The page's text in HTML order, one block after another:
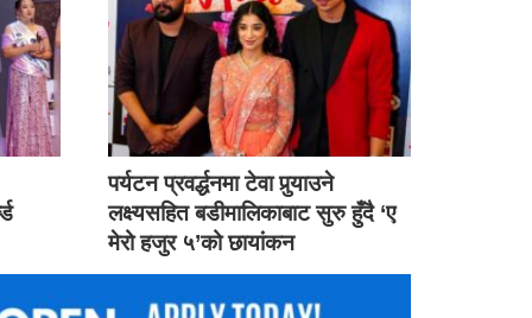
पर्यटन प्रवर्द्धनमा टेवा पुर्‍याउने
लक्ष्यसहित बडीमालिकाबाट सुरु हुँदै ‘ए
मेरो हजुर ५’को छायांकन